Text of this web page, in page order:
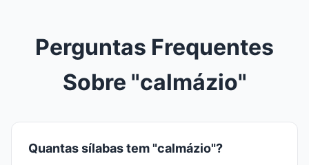
Perguntas Frequentes
Sobre "calmázio"
Quantas sílabas tem "calmázio"?